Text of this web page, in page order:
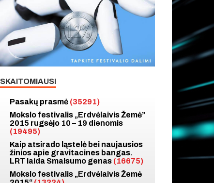
SKAITOMIAUSI
Pasakų prasmė (35291)
Mokslo festivalis „Erdvėlaivis Žemė”
2015 rugsėjo 10 – 19 dienomis
(19495)
Kaip atsirado ląstelė bei naujausios
žinios apie gravitacines bangas.
LRT laida Smalsumo genas (16675)
Mokslo festivalis „Erdvėlaivis Žemė